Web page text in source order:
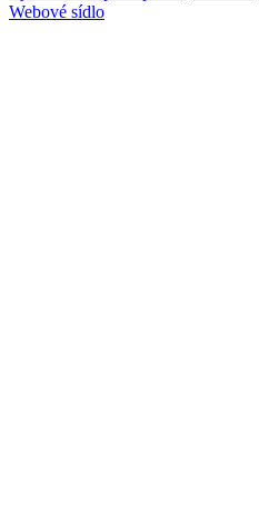
Webové sídlo